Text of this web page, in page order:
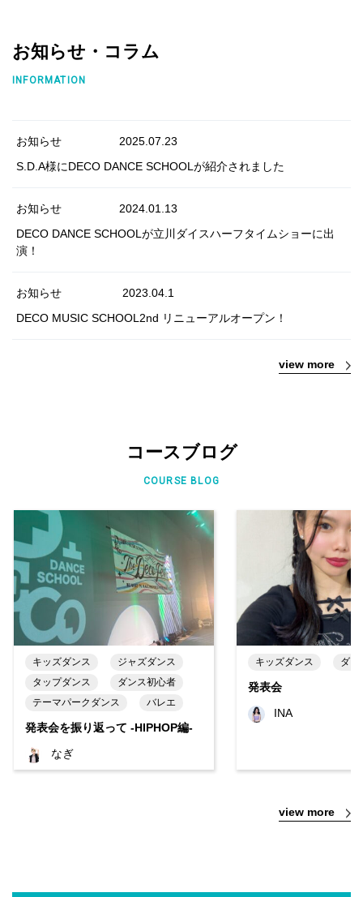
お知らせ・コラム
INFORMATION
お知らせ
2025.07.23
S.D.A様にDECO DANCE SCHOOLが紹介されました
お知らせ
2024.01.13
DECO DANCE SCHOOLが立川ダイスハーフタイムショーに出
演！
お知らせ
2023.04.1
DECO MUSIC SCHOOL2nd リニューアルオープン！
view more
コースブログ
COURSE BLOG
キッズダンス
ジャズダンス
タップダンス
ダンス初心者
テーマパークダンス
バレエ
発表会を振り返って -HIPHOP編-
なぎ
キッズダンス ダン
発表会
INA
view more